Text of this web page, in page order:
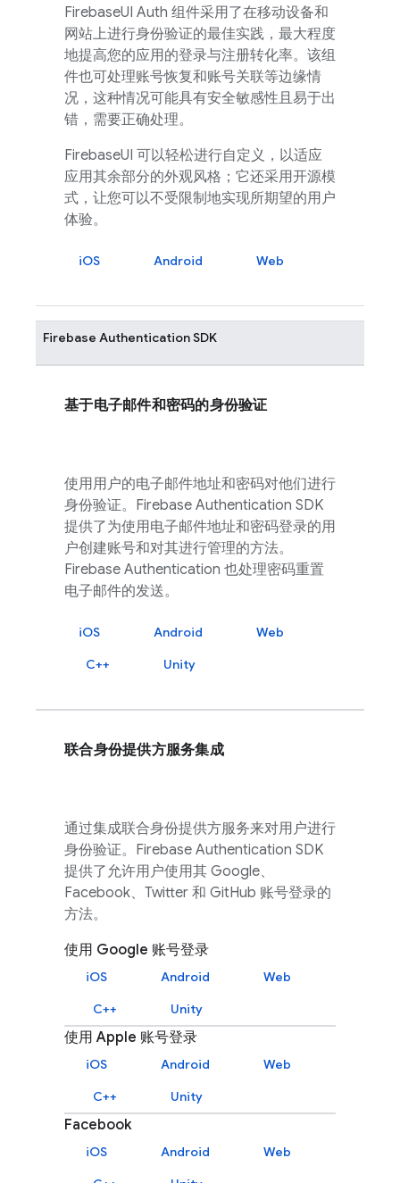
FirebaseUI Auth 组件采用了在移动设备和
网站上进行身份验证的最佳实践，最大程度
地提高您的应用的登录与注册转化率。该组
件也可处理账号恢复和账号关联等边缘情
况，这种情况可能具有安全敏感性且易于出
错，需要正确处理。
FirebaseUI 可以轻松进行自定义，以适应
应用其余部分的外观风格；它还采用开源模
式，让您可以不受限制地实现所期望的用户
体验。
iOS Android Web
Firebase AuthenticationSDK
基于电子邮件和密码的身份验证
使用用户的电子邮件地址和密码对他们进行
身份验证。 Firebase Authentication SDK
提供了为使用电子邮件地址和密码登录的用
户创建账号和对其进行管理的方法。
Firebase Authentication 也处理密码重置
电子邮件的发送。
iOS Android
Web
C++
Unity
联合身份提供方服务集成
通过集成联合身份提供方服务来对用户进行
身份验证。 Firebase Authentication SDK
提供了允许用户使用其 Google、
Facebook、Twitter 和 GitHub 账号登录的
方法。
使用 Google 账号登录
iOS Android
Web
C++
Unity
使用 Apple 账号登录
iOS Android
Web
C++
Unity
Facebook
iOS Android
Web